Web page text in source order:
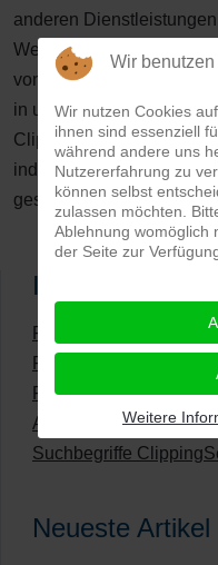
anderen
Weitere Details, was
von ClippingService24
in unseren FAQs.
ClippingService24 bietet
individuelle RAW-
gestellten
Im Blickpunkt
Fotos freistellen und
Frontpage - Bildretusche
Frontpage -
Allgemeine
Suchbegriffe
Neueste Artikel
Wir
Wir nutzen Cookies
ihnen sind essenziell
während andere uns
Nutzererfahrung zu
können selbst
zulassen möchten.
Ablehnung womöglich
der Seite zur
Weitere